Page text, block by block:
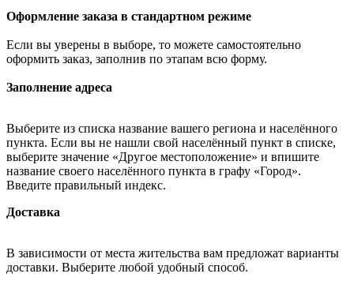
Оформление заказа в стандартном режиме
Если вы уверены в выборе, то можете самостоятельно
оформить заказ, заполнив по этапам всю форму.
Заполнение адреса
Выберите из списка название вашего региона и населённого
пункта. Если вы не нашли свой населённый пункт в списке,
выберите значение «Другое местоположение» и впишите
название своего населённого пункта в графу «Город».
Введите правильный индекс.
Доставка
В зависимости от места жительства вам предложат варианты
доставки. Выберите любой удобный способ.